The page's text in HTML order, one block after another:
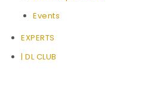
Events
EXPERTS
| DL CLUB